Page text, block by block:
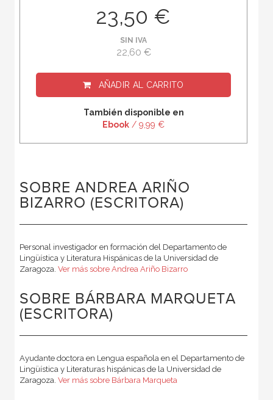
23,50 €
SIN IVA
22,60 €
AÑADIR AL CARRITO
También disponible en
Ebook / 9,99 €
SOBRE ANDREA ARIÑO
BIZARRO (ESCRITORA)
Personal investigador en formación del Departamento de
Lingüística y Literatura Hispánicas de la Universidad de
Zaragoza. Ver más sobre Andrea Ariño Bizarro
SOBRE BÁRBARA MARQUETA
(ESCRITORA)
Ayudante doctora en Lengua española en el Departamento de
Lingüística y Literaturas hispánicas de la Universidad de
Zaragoza. Ver más sobre Bárbara Marqueta